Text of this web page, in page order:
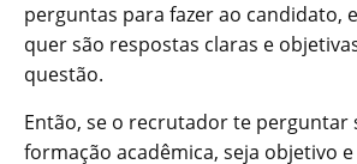
perguntas para fazer ao candidato,
quer são respostas claras e
questão.
Então, se o recrutador te perguntar
formação acadêmica, seja objetivo